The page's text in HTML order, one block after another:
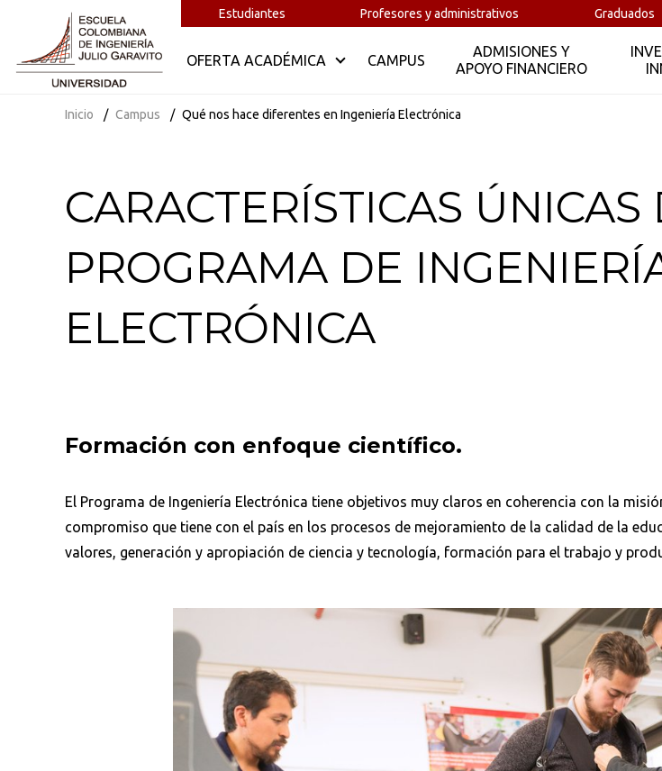
Estudiantes Profesores y administrativos Graduados
OFERTA ACADÉMICA CAMPUS
ADMISIONES Y
APOYO FINANCIERO
Inicio Campus Qué nos hace diferentes en Ingeniería Electrónica
CARACTERÍSTICAS ÚNICAS
PROGRAMA DE
ELECTRÓNICA
Formación con enfoque científico.
El Programa de Ingeniería Electrónica tiene objetivos muy claros en coherencia con la
compromiso que tiene con el país en los procesos de mejoramiento de la calidad de la
valores, generación y apropiación de ciencia y tecnología, formación para el trabajo y